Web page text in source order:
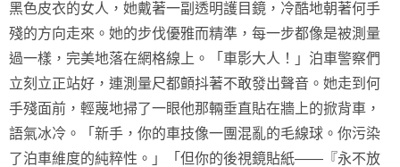
黑色皮衣的女人，她戴著一副透明護目鏡，冷酷地朝著何手
殘的方向走來。她的步伐優雅而精準，每一步都像是被測量
過一樣，完美地落在網格線上。「車影大人！」泊車警察們
立刻立正站好，連測量尺都顫抖著不敢發出聲音。她走到何
手殘面前，輕蔑地掃了一眼他那輛垂直貼在牆上的掀背車，
語氣冰冷。「新手，你的車技像一團混亂的毛線球。你污染
了泊車維度的純粹性。」「但你的後視鏡貼紙——『永不放